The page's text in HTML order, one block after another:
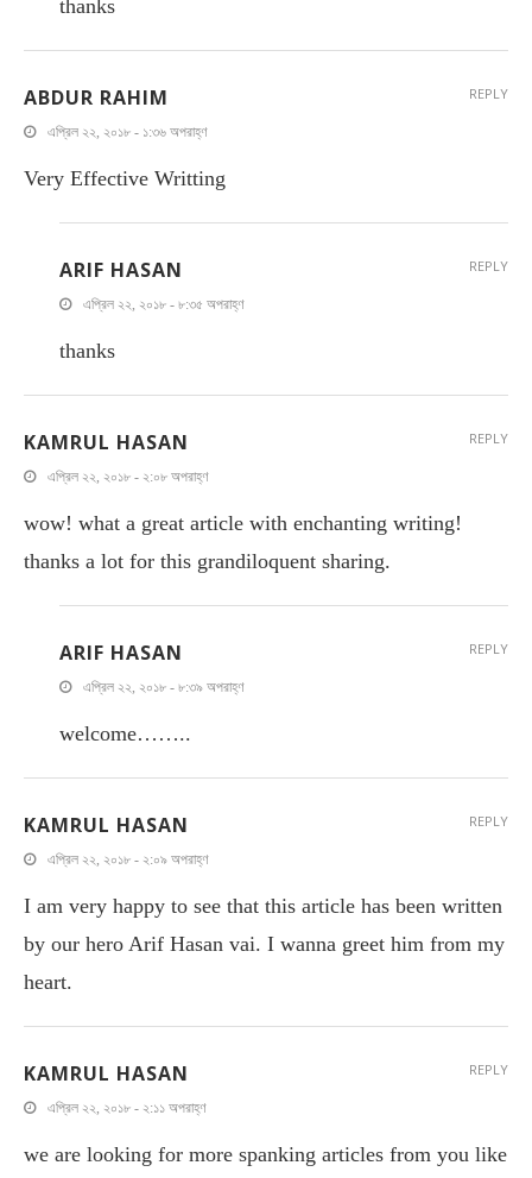
thanks
ABDUR RAHIM
এপ্রিল ২২, ২০১৮ - ১:৩৬ অপরাহ্ণ
Very Effective Writting
REPLY
ARIF HASAN
এপ্রিল ২২, ২০১৮ - ৮:৩৫ অপরাহ্ণ
thanks
REPLY
KAMRUL HASAN
এপ্রিল ২২, ২০১৮ - ২:০৮ অপরাহ্ণ
wow! what a great article with enchanting writing!
thanks a lot for this grandiloquent sharing.
REPLY
ARIF HASAN
এপ্রিল ২২, ২০১৮ - ৮:৩৯ অপরাহ্ণ
welcome……..
REPLY
KAMRUL HASAN
এপ্রিল ২২, ২০১৮ - ২:০৯ অপরাহ্ণ
I am very happy to see that this article has been written
by our hero Arif Hasan vai. I wanna greet him from my
heart.
REPLY
KAMRUL HASAN
এপ্রিল ২২, ২০১৮ - ২:১১ অপরাহ্ণ
we are looking for more spanking articles from you like
REPLY